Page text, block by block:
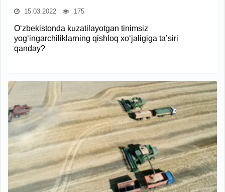
15.03.2022 175
O‘zbekistonda kuzatilayotgan tinimsiz
yog‘ingarchiliklarning qishloq xo‘jaligiga ta’siri
qanday?